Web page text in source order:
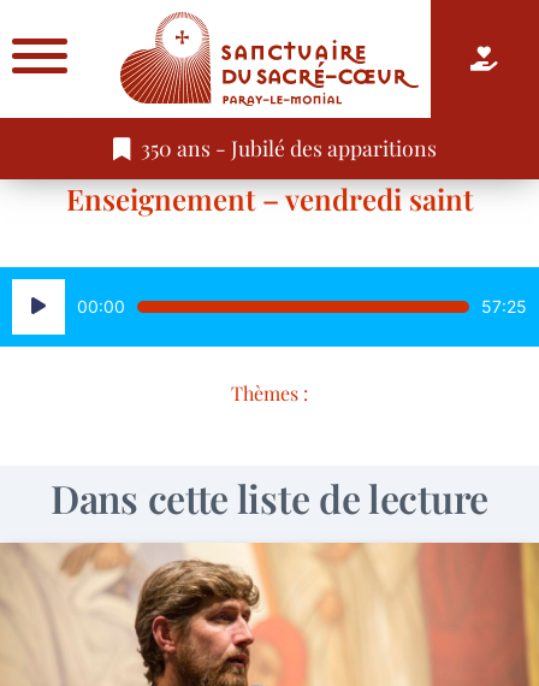
350 ans - Jubilé des apparitions
Enseignement – vendredi saint
audio
00:00 57:25
Thèmes :
Dans cette liste de lecture